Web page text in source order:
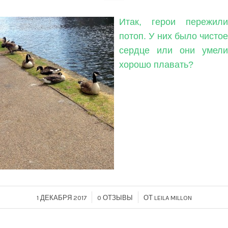
Итак, герои пережили
потоп. У них было чистое
сердце или они умели
хорошо плавать?
1 ДЕКАБРЯ 2017
/ 0 ОТЗЫВЫ
/ ОТ LEILA MILLON